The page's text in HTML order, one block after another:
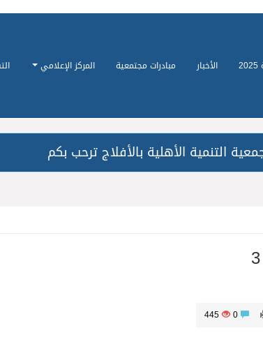
الأخبار مبادرات مجتمعية المركز الإعلامي
التنمية الأهلية بالأفلاج ترحب بكم
3
0
445